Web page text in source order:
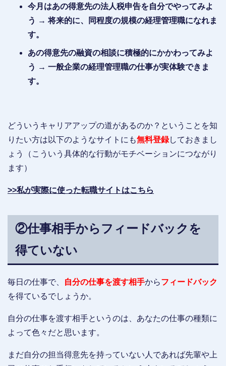
今月はあの得意先の法人税申告を自分でやってみよ
う → 将来的に、同程度の規模の経理管理職になれま
す。
あの得意先の融資の相談に積極的にかかわってみよ
う → 一般企業の経理管理職の仕事が実体験できま
す。
どういうキャリアアップの道があるのか？ということを知
りたい方は以下のようなサイトにも無料登録しておきまし
ょう（こういう具体的な行動がモチベーションにつながり
ます）
>>私が実際に使った転職サイトはこちら
②仕事相手からフィードバックを
得ていない
毎日の仕事で、 自分の仕事を渡す相手からフィードバック
を得ているでしょうか。
自分の仕事を渡す相手というのは、あなたの仕事の種類に
よって色々だと思います。
まだ自分の担当得意先を持っていない人であれば先輩や上